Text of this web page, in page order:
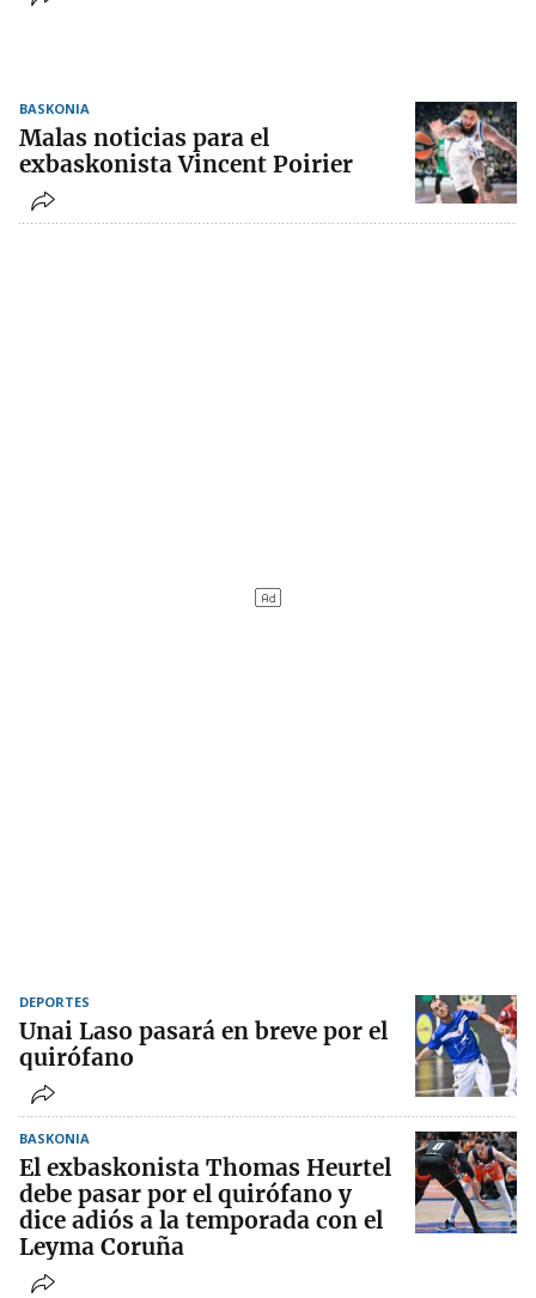
BASKONIA
Malas noticias para el
exbaskonista Vincent Poirier
DEPORTES
Unai Laso pasará en breve por el
quirófano
BASKONIA
El exbaskonista Thomas Heurtel
debe pasar por el quirófano y
dice adiós a la temporada con el
Leyma Coruña